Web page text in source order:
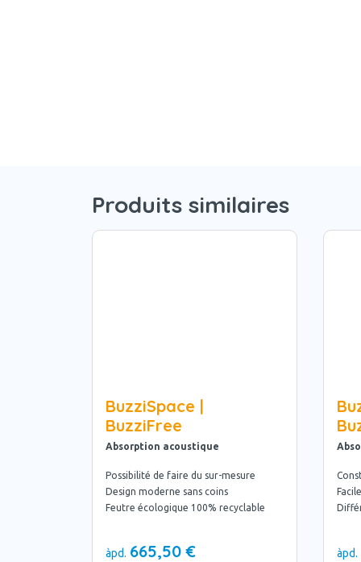
Produits similaires
BuzziSpace |
BuzziFree
Absorption acoustique
Possibilité de faire du sur-mesure
Design moderne sans coins
Feutre écologique 100% recyclable
àpd. 665,50 € àpd.